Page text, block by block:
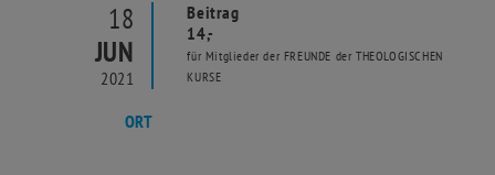
18
JUN
2021
Beitrag
14,-
für Mitglieder der FREUNDE der THEOLOGISCHEN
KURSE
ORT